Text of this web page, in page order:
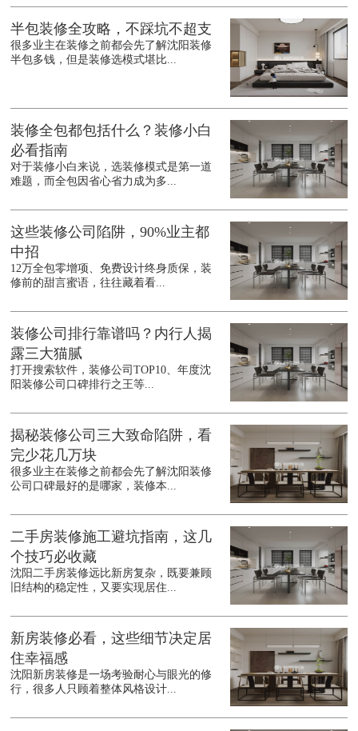
半包装修全攻略，不踩坑不超支
很多业主在装修之前都会先了解沈阳装修
半包多钱，但是装修选模式堪比...
装修全包都包括什么？装修小白
必看指南
对于装修小白来说，选装修模式是第一道
难题，而全包因省心省力成为多...
这些装修公司陷阱，90%业主都
中招
12万全包零增项、免费设计终身质保，装
修前的甜言蜜语，往往藏着看...
装修公司排行靠谱吗？内行人揭
露三大猫腻
打开搜索软件，装修公司TOP10、年度沈
阳装修公司口碑排行之王等...
揭秘装修公司三大致命陷阱，看
完少花几万块
很多业主在装修之前都会先了解沈阳装修
公司口碑最好的是哪家，装修本...
二手房装修施工避坑指南，这几
个技巧必收藏
沈阳二手房装修远比新房复杂，既要兼顾
旧结构的稳定性，又要实现居住...
新房装修必看，这些细节决定居
住幸福感
沈阳新房装修是一场考验耐心与眼光的修
行，很多人只顾着整体风格设计...